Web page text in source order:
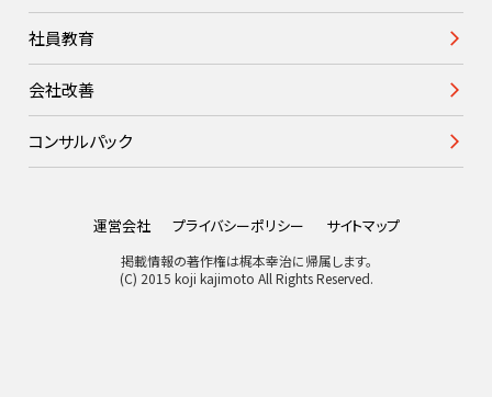
社員教育
会社改善
コンサルパック
運営会社 プライバシーポリシー サイトマップ
掲載情報の著作権は梶本幸治に帰属します。
(C) 2015 koji kajimoto All Rights Reserved.